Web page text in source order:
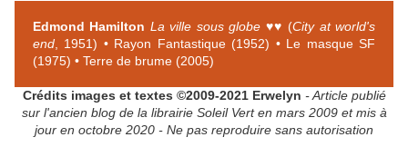
Edmond Hamilton La ville sous globe ♥♥ (City at world's
end , 1951) • Rayon Fantastique (1952) • Le masque SF
(1975) • Terre de brume (2005)
Crédits images et textes ©2009-2021 Erwelyn - Article publié
sur l'ancien blog de la librairie Soleil Vert en mars 2009 et mis à
jour en octobre 2020 - Ne pas reproduire sans autorisation